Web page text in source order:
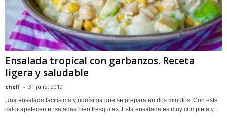
Ensalada tropical con garbanzos. Receta
ligera y saludable
cheff - 31 julio, 2019
Una ensalada facilísima y riquísima que se prepara en dos minutos. Con este
calor apetecen ensaladas bien fresquitas. Esta ensalada es muy completa y...